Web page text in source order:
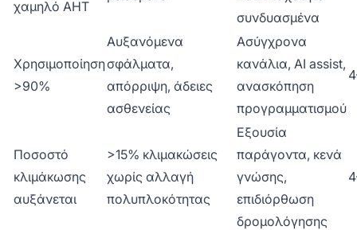
χαμηλό AHT
συνδυασμένα
Χρησιμοποίηση
>90%
Αυξανόμενα
σφάλματα,
απόρριψη, άδειες
ασθενείας
Ασύγχρονα
κανάλια, AI assist,
ανασκόπηση
προγραμματισμού
Ποσοστό
κλιμάκωσης
αυξάνεται
>15% κλιμακώσεις
χωρίς αλλαγή
πολυπλοκότητας
Εξουσία
παράγοντα, κενά
γνώσης,
επιδιόρθωση
δρομολόγησης